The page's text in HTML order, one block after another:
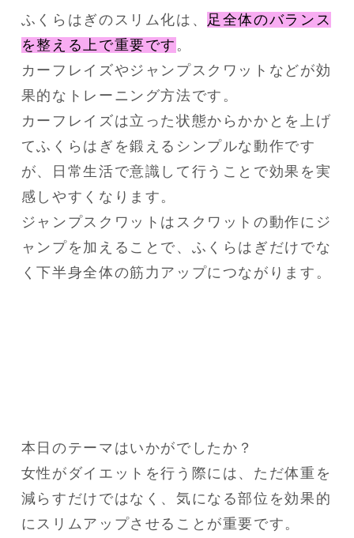
ふくらはぎのスリム化は、 足全体のバランス
を整える上で重要です 。
カーフレイズやジャンプスクワットなどが効
果的なトレーニング方法です。
カーフレイズは立った状態からかかとを上げ
てふくらはぎを鍛えるシンプルな動作です
が、日常生活で意識して行うことで効果を実
感しやすくなります。
ジャンプスクワットはスクワットの動作にジ
ャンプを加えることで、ふくらはぎだけでな
く下半身全体の筋力アップにつながります。
本日のテーマはいかがでしたか？
女性がダイエットを行う際には、ただ体重を
減らすだけではなく、気になる部位を効果的
にスリムアップさせることが重要です。